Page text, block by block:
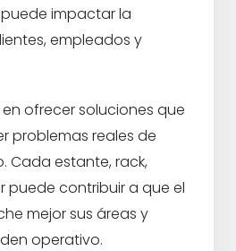
impactar la
empleados y
ofrecer soluciones que
problemas reales de
Cada estante, rack,
puede contribuir a que el
mejor sus áreas y
operativo.